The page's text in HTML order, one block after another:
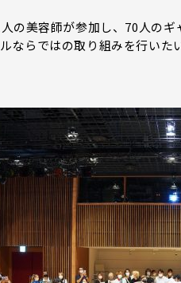
の美容師が参加し、70人の
ならではの取り組みを行いた